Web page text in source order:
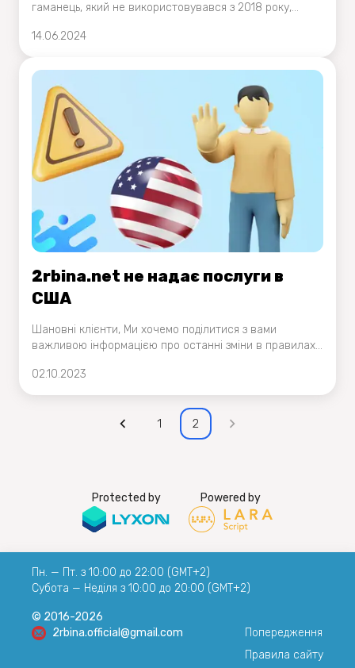
гаманець, який не використовувався з 2018 року,
Користувач відправив кошти на Binance – найбільшу
14.06.2024
2rbina.net не надає послуги в
США
Шановні клієнти, Ми хочемо поділитися з вами
важливою інформацією про останні зміни в правилах
географічна політика: Ми більше не надаємо послуги
жителям Сполучених Штатів Америки
02.10.2023
1 2
Protected by Powered by
Пн. — Пт. з 10:00 до 22:00 (GMT+2)
Субота — Неділя з 10:00 до 20:00 (GMT+2)
© 2016-2026
2rbina.official@gmail.com
Попередження
Правила сайту